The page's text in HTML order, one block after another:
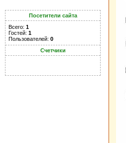
Посетители сайта
Всего: 1
Гостей: 1
Пользователей: 0
Счетчики